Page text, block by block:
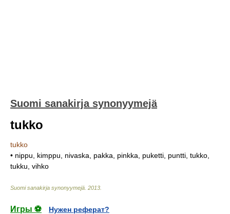
Suomi sanakirja synonyymejä
tukko
tukko
• nippu, kimppu, nivaska, pakka, pinkka, puketti, puntti, tukko,
tukku, vihko
Suomi sanakirja synonyymejä 2013
Игры ⚽
Нужен реферат?